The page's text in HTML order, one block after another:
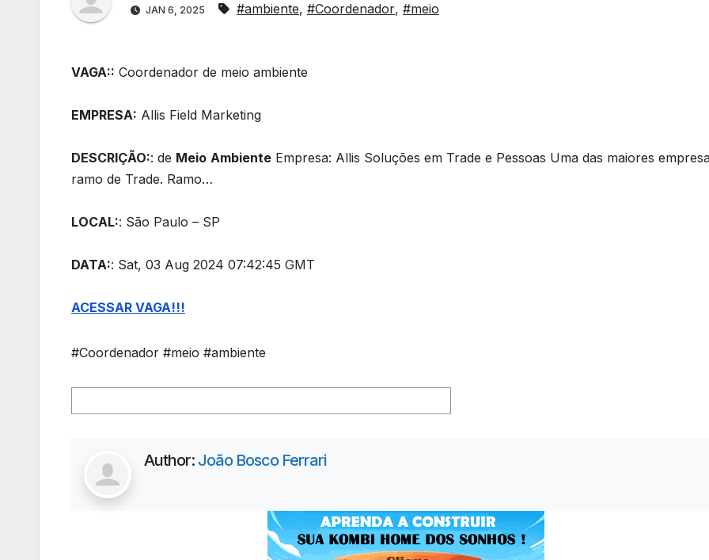
JAN 6, 2025 #ambiente, #Coordenador, #meio
VAGA:: Coordenador de meio ambiente
EMPRESA: Allis Field Marketing
DESCRIÇÃO:: de Meio Ambiente Empresa: Allis Soluções em Trade e Pessoas Uma das maiores
ramo de Trade. Ramo…
LOCAL:: São Paulo – SP
DATA:: Sat, 03 Aug 2024 07:42:45 GMT
ACESSAR VAGA!!!
#Coordenador #meio #ambiente
Author: João Bosco Ferrari